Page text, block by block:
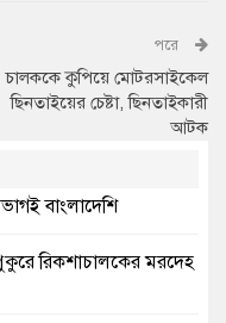
পরে
চালককে কুপিয়ে মোটরসাইকেল
ছিনতাইয়ের চেষ্টা, ছিনতাইকারী
আটক
বাংলাদেশি
রিকশাচালকের মরদেহ